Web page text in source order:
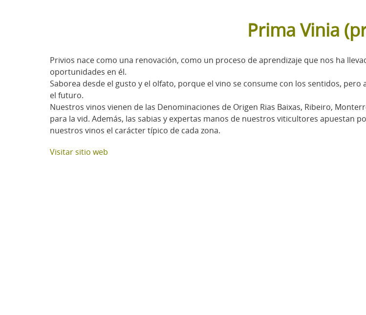
Prima Vinia
Privios nace como una renovación, como un proceso de aprendizaje que nos ha
oportunidades en él.
Saborea desde el gusto y el olfato, porque el vino se consume con los sentidos,
el futuro.
Nuestros vinos vienen de las Denominaciones de Origen Rias Baixas, Ribeiro,
para la vid. Además, las sabias y expertas manos de nuestros viticultores apuestan
nuestros vinos el carácter típico de cada zona.
Visitar sitio web